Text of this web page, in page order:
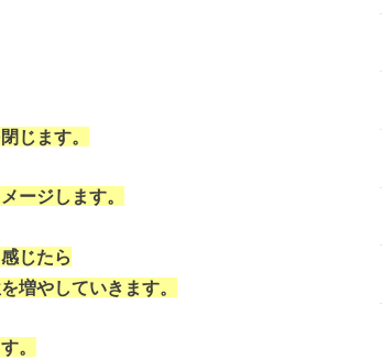
じます。
ージします。
じたら
増やしていきます。
。